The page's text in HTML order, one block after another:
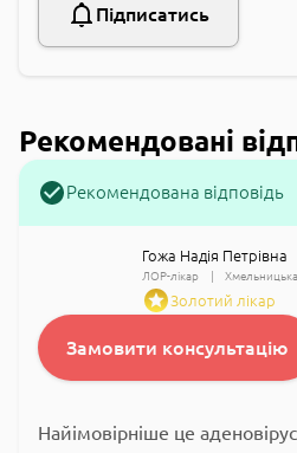
Підписатись
Рекомендовані
Рекомендована відповідь
Гожа Надія Петрівна
ЛОР-лікар
Золотий лікар
Замовити консультацію
Найімовірніше це